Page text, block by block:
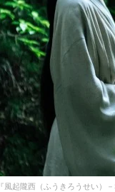
『風起隴西（ふうきろうせい）